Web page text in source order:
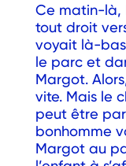
Ce matin-là,
tout droit
voyait là-
le parc et
Margot.
vite. Mais le
peut être
bonhomme
Margot au